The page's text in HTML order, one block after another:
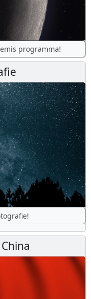
programma!